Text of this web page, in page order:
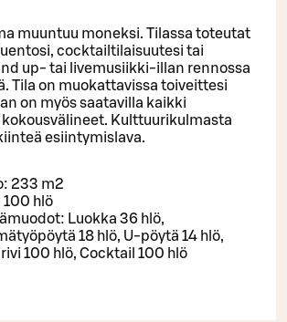
muuntuu moneksi. Tilassa toteutat
cocktailtilaisuutesi tai
up- tai livemusiikki-illan rennossa
Tila on muokattavissa toiveittesi
on myös saatavilla kaikki
Kulttuurikulmasta
esiintymislava.
233 m2
100 hlö
Luokka 36 hlö,
18 hlö, U-pöytä 14 hlö,
100 hlö, Cocktail 100 hlö